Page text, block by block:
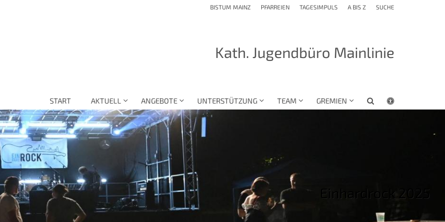
BISTUM MAINZ PFARREIEN TAGESIMPULS A BIS Z SUCHE
Kath. Jugendbüro Mainlinie
START AKTUELL ANGEBOTE UNTERSTÜTZUNG TEAM GREMIEN
Einhardrock 2025